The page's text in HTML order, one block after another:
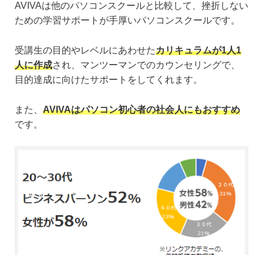
AVIVAは他のパソコンスクールと比較して、挫折しない
ための学習サポートが手厚いパソコンスクールです。
受講生の目的やレベルにあわせたカリキュラムが1人1
人に作成され、マンツーマンでのカウンセリングで、
目的達成に向けたサポートをしてくれます。
また、 AVIVAはパソコン初心者の社会人にもおすすめ
です。